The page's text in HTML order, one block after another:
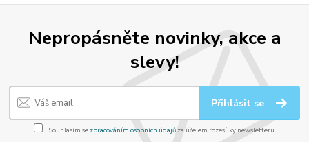
Nepropásněte novinky, akce a
slevy!
Přihlásit se
Souhlasím se zpracováním osobních údajůza účelem rozesílky newsletteru.